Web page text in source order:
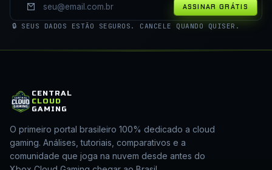
ASSINAR GRÁTIS
🔒 SEUS DADOS ESTÃO SEGUROS. CANCELE QUANDO QUISER.
CENTRAL
CLOUD
GAMING
O primeiro portal brasileiro 100% dedicado a cloud
gaming. Análises, tutoriais, comparativos e a
comunidade que joga na nuvem desde antes do